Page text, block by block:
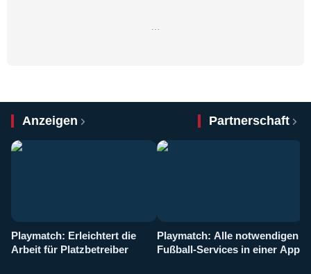
…
Anzeigen Partnerschaft
Playmatch: Erleichtert die
Arbeit für Platzbetreiber
Playmatch: Alle notwendigen
Fußball-Services in einer App